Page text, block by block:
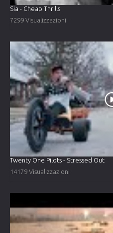
Sia - Cheap Thrills
7299 Visualizzazioni
Twenty One Pilots - Stressed Out
14179 Visualizzazioni